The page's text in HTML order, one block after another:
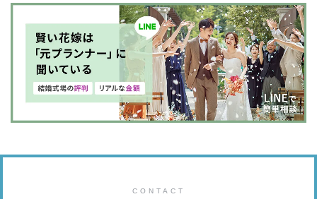
CONTACT